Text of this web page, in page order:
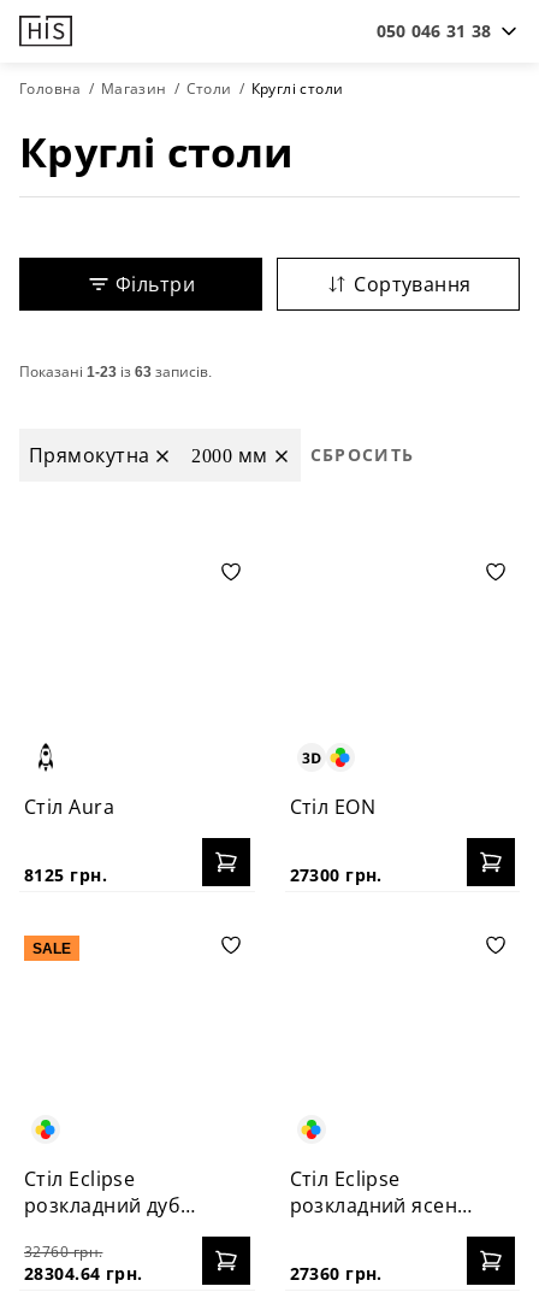
050 046 31 38
Головна Магазин Столи Круглі столи
Круглі столи
Фільтри Сортування
Показані 1-23 із63записів.
Прямокутна 2000 мм СБРОСИТЬ
Стіл Aura
8125 грн.
Стіл EON
27300 грн.
SALE
Стіл Eclipse
розкладний дуб
32760 грн.
28304.64 грн.
Стіл Eclipse
розкладний ясень
27360 грн.